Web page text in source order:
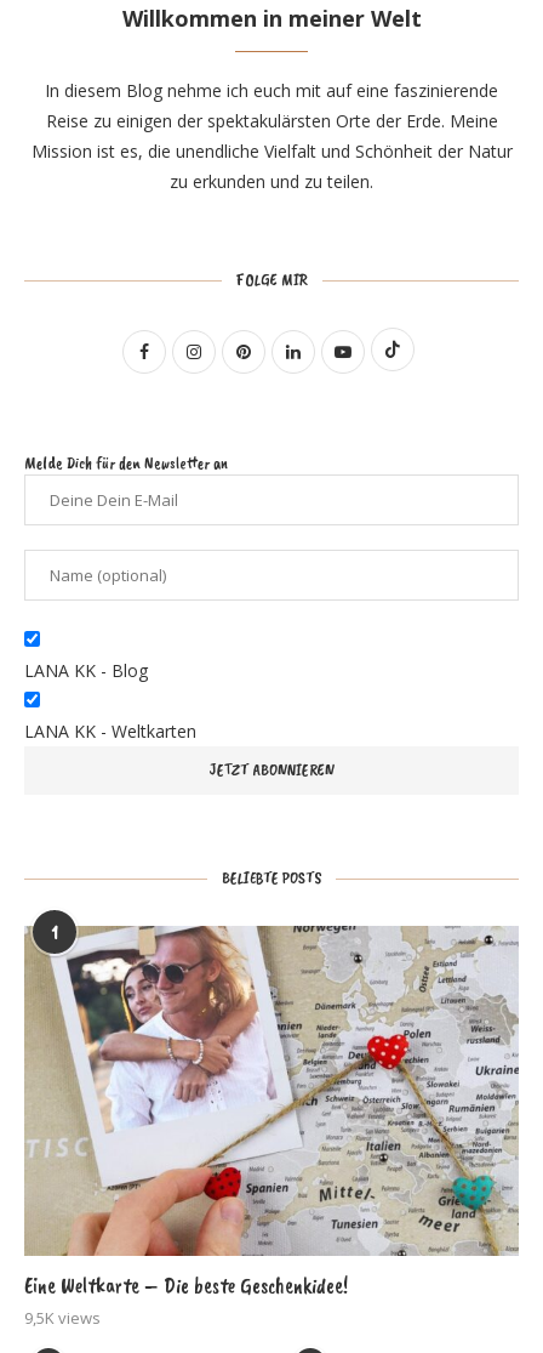
Willkommen in meiner Welt
In diesem Blog nehme ich euch mit auf eine faszinierende
Reise zu einigen der spektakulärsten Orte der Erde. Meine
Mission ist es, die unendliche Vielfalt und Schönheit der Natur
zu erkunden und zu teilen.
FOLGE MIR
Melde Dich für den Newsletter an
LANA KK - Blog
LANA KK - Weltkarten
BELIEBTE POSTS
1
Eine Weltkarte – Die beste Geschenkidee!
9,5K views